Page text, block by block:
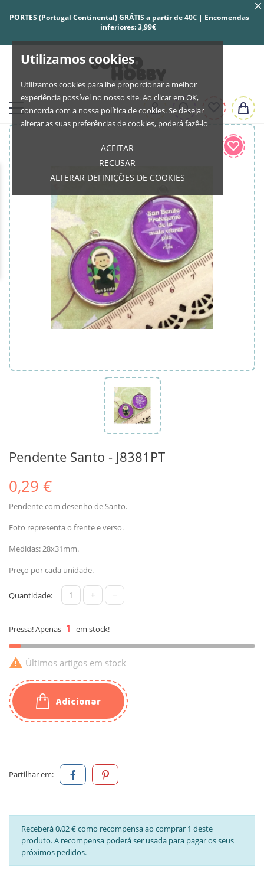
Utilizamos cookies
Utilizamos cookies para lhe proporcionar a melhor
experiência possível no nosso site. Ao clicar em OK,
concorda com a nossa política de cookies. Se desejar
alterar as suas preferências de cookies, poderá fazê-lo
ACEITAR
RECUSAR
ALTERAR DEFINIÇÕES DE COOKIES
PORTES (Portugal Continental) GRÁTIS a partir de 40€ | Encomendas
inferiores: 3,99€
Pendente Santo - J8381PT
0,29 €
Pendente com desenho de Santo.
Foto representa o frente e verso.
Medidas: 28x31mm.
Preço por cada unidade.
Quantidade: + -
Pressa! Apenas 1 em stock!
 Últimos artigos em stock
Adicionar
Partilhar em:
Receberá 0,02 € como recompensa ao comprar 1 deste
produto. A recompensa poderá ser usada para pagar os seus
próximos pedidos.